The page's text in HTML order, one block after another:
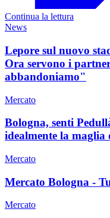
Continua la lettura
News
Lepore sul nuovo
Ora servono i
abbandoniamo"
Mercato
Bologna, senti
idealmente la maglia
Mercato
Mercato Bologna -
Mercato